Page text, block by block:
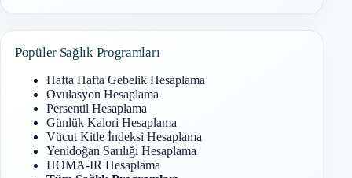
Popüler Sağlık Programları
Hafta Hafta Gebelik Hesaplama
Ovulasyon Hesaplama
Persentil Hesaplama
Günlük Kalori Hesaplama
Vücut Kitle İndeksi Hesaplama
Yenidoğan Sarılığı Hesaplama
HOMA-IR Hesaplama